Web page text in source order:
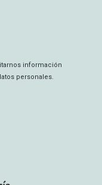
información
personales.